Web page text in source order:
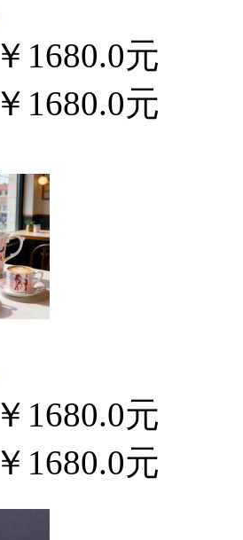
￥1680.0元
￥1680.0元
￥1680.0元
￥1680.0元